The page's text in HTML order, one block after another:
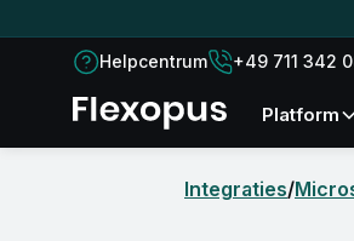
Helpcentrum +49 711 342
platform
Integraties/